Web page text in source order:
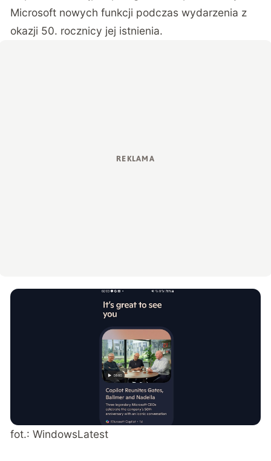
Microsoft nowych funkcji podczas wydarzenia z
okazji 50. rocznicy jej istnienia.
fot.: WindowsLatest